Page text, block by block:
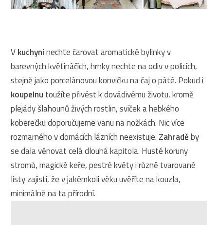
Vkuchyninechte čarovat aromatické bylinky v
barevných květináčích, hrnky nechte na odiv v policích,
stejně jako porcelánovou konvičku na čaj o páté. Pokud i
koupelnu toužíte přivést k dovádivému životu, kromě
plejády šlahounů živých rostlin, svíček a hebkého
koberečku doporučujeme vanu na nožkách. Nic více
rozmarného v domácích lázních neexistuje. Zahraděby
se dala věnovat celá dlouhá kapitola. Husté koruny
stromů, magické keře, pestré květy i různě tvarované
listy zajistí, že v jakémkoli věku uvěříte na kouzla,
minimálně na ta přírodní.